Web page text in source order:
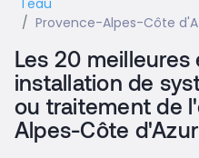
l'eau
Provence-Alpes-Côte
Les 20 meilleures
installation de
ou traitement de
Alpes-Côte d'Azur